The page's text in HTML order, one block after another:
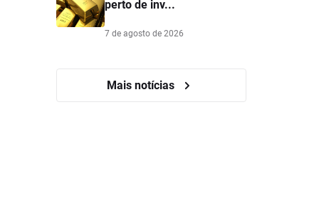
perto de inv...
7 de agosto de 2026
Mais notícias